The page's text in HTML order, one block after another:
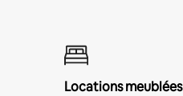
Locations meublées